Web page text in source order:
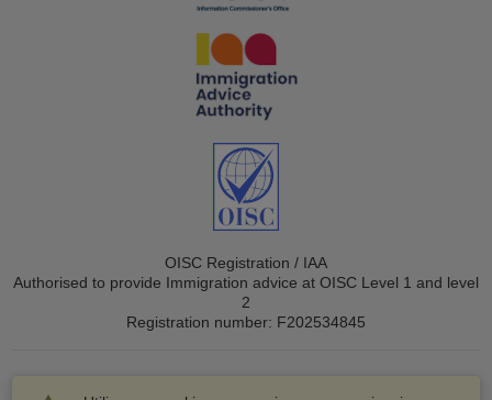
OISC Registration / IAA
Authorised to provide Immigration advice at OISC Level 1 and level
2
Registration number: F202534845